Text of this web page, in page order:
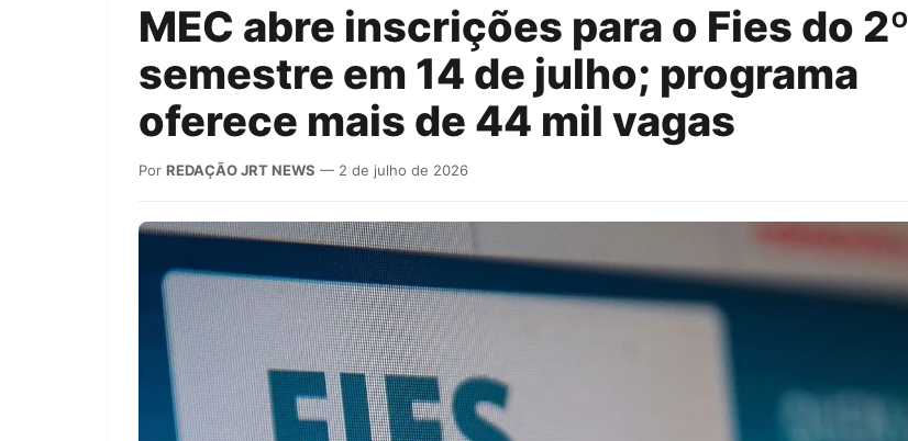
MEC abre inscrições para o Fies do 2º
semestre em 14 de julho; programa
oferece mais de 44 mil vagas
Por REDAÇÃO JRT NEWS — 2 de julho de 2026